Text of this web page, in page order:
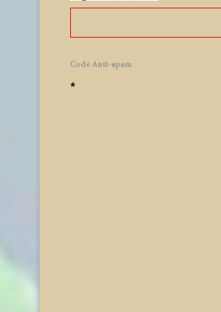
Code Anti-spam
*